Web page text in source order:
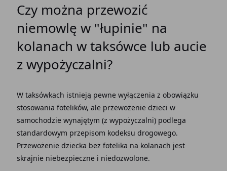
Czy można przewozić
niemowlę w "łupinie" na
kolanach w taksówce lub aucie
z wypożyczalni?
W taksówkach istnieją pewne wyłączenia z obowiązku
stosowania fotelików, ale przewożenie dzieci w
samochodzie wynajętym (z wypożyczalni) podlega
standardowym przepisom kodeksu drogowego.
Przewożenie dziecka bez fotelika na kolanach jest
skrajnie niebezpieczne i niedozwolone.